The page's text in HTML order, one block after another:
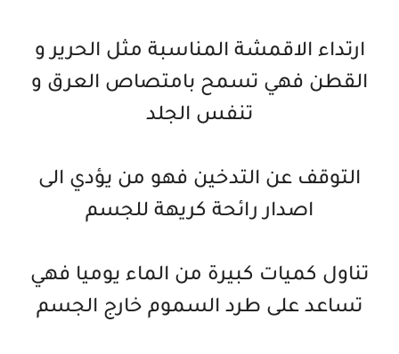
ارتداء الاقمشة المناسبة مثل الحرير و
القطن فهي تسمح بامتصاص العرق و
تنفس الجلد
التوقف عن التدخين فهو من يؤدي الى
اصدار رائحة كريهة للجسم
تناول كميات كبيرة من الماء يوميا فهي
تساعد على طرد السموم خارج الجسم